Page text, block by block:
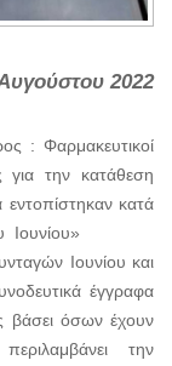
2022
: Φαρμακευτικοί
την κατάθεση
κατά
του Ιουνίου»
Ιουνίου και
έγγραφα
βάσει όσων έχουν
την